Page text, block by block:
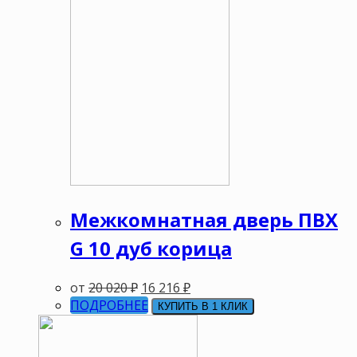
Межкомнатная дверь ПВХ
G 10 дуб корица
от 20 020₽ 16 216 ₽
ПОДРОБНЕЕ
КУПИТЬ В 1 КЛИК